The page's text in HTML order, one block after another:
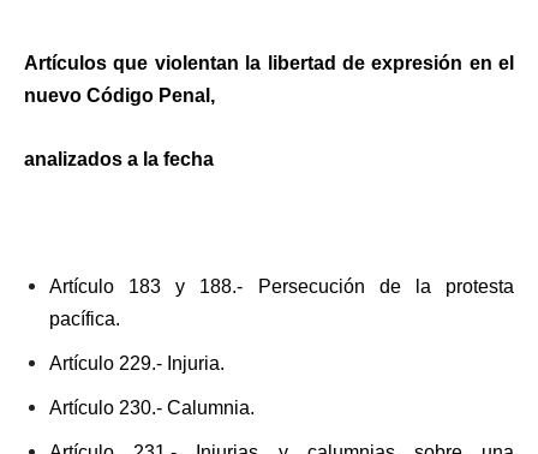
Artículos que violentan la libertad de expresión en el
nuevo Código Penal,
analizados a la fecha
Artículo 183 y 188.- Persecución de la protesta
pacífica.
Artículo 229.- Injuria.
Artículo 230.- Calumnia.